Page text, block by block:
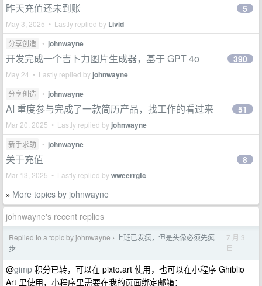
昨天充值还未到账
May 3, 2025 • Lastly replied by Livid
5
分享创造 • johnwayne
开发完成一个吉卜力图片生成器，基于 GPT 4o
May 24 • Lastly replied by johnwayne
390
分享创造 • johnwayne
AI 重度参与完成了一款简历产品，找工作的看过来
Mar 20, 2025 • Lastly replied by johnwayne
51
新手求助 • johnwayne
关于充值
Mar 13, 2025 • Lastly replied bywweerrgtc
8
» More topics by johnwayne
johnwayne's recent replies
Replied to a topic by johnwayne ›
上班已发疯，但是头像必须先疯一
步
7 月 3
日
@gimp 积分已转，可以在 pixto.art 使用，也可以在小程序 Ghiblio
Art 里使用，小程序里需要在我的页面绑定邮箱：